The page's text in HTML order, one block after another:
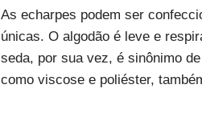
As echarpes podem ser
únicas. O algodão é leve e
seda, por sua vez, é sinônimo
como viscose e poliéster,